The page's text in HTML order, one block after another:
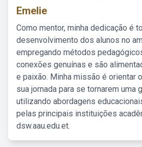
Emelie
Como mentor, minha dedicação é
desenvolvimento dos alunos no
empregando métodos
conexões genuínas e são
e paixão. Minha missão é orientar
sua jornada para se tornarem uma
utilizando abordagens
pelas principais instituições
dsw.aau.edu.et.